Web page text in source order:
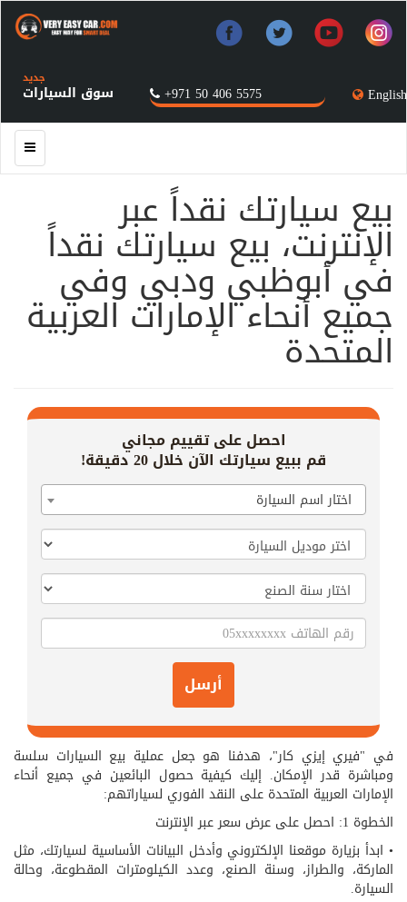
English
+971 50 406 5575 سوق السيارات
جديد
بيع سيارتك نقداً عبر
الإنترنت، بيع سيارتك نقداً
في أبوظبي ودبي وفي
جميع أنحاء الإمارات العربية
المتحدة
احصل على تقييم مجاني
قم ببيع سيارتك الآن خلال 20 دقيقة!
اختار اسم السيارة
أرسل
في "فيري إيزي كار"، هدفنا هو جعل عملية بيع السيارات سلسة
ومباشرة قدر الإمكان. إليك كيفية حصول البائعين في جميع أنحاء
الإمارات العربية المتحدة على النقد الفوري لسياراتهم:
الخطوة 1: احصل على عرض سعر عبر الإنترنت
• ابدأ بزيارة موقعنا الإلكتروني وأدخل البيانات الأساسية لسيارتك، مثل
الماركة، والطراز، وسنة الصنع، وعدد الكيلومترات المقطوعة، وحالة
السيارة.